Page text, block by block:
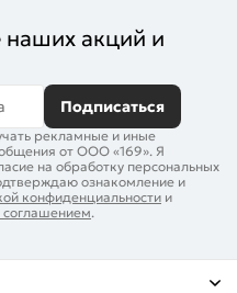
наших акций и
Подписаться
рекламные и иные
от ООО «169». Я
на обработку персональных
ознакомление и
конфиденциальности и
соглашением.